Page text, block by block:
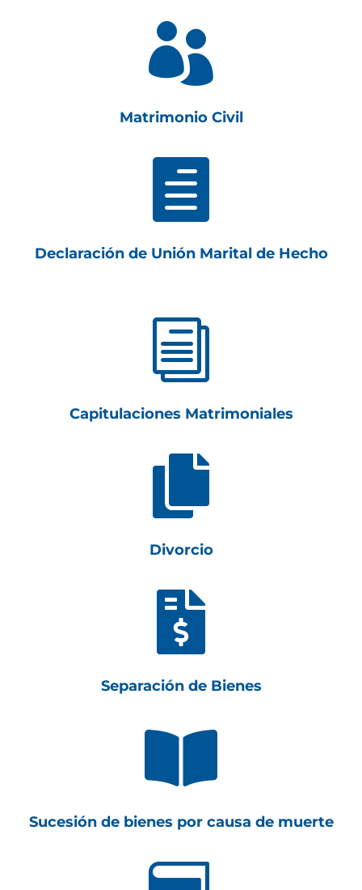

Matrimonio Civil

Declaración de Unión Marital de Hecho
i
Capitulaciones Matrimoniales

Divorcio

Separación de Bienes

Sucesión de bienes por causa de muerte